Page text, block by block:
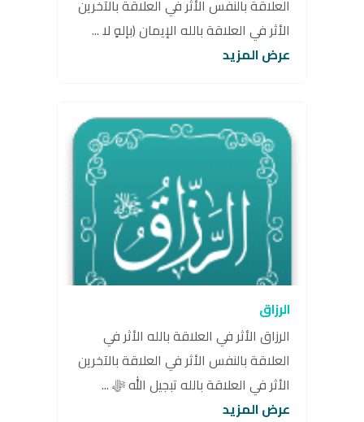
العلاقة بالنفس الأثر في العلاقة بالآخرين
الأثر في العلاقة بالله الإيمان (بإلهٍ لا ...
عرض المزيد
الرزاق
الرزاق الأثر في العلاقة بالله الأثر في
العلاقة بالنفس الأثر في العلاقة بالآخرين
الأثر في العلاقة بالله تبجيل الله ﷻ ...
عرض المزيد